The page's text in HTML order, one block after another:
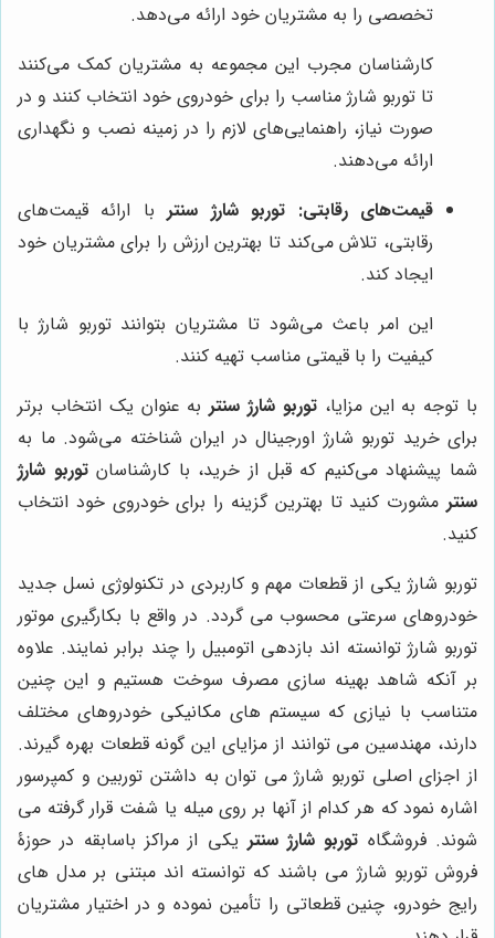
تخصصی را به مشتریان خود ارائه می‌دهد.
کارشناسان مجرب این مجموعه به مشتریان کمک می‌کنند
تا توربو شارژ مناسب را برای خودروی خود انتخاب کنند و در
صورت نیاز، راهنمایی‌های لازم را در زمینه نصب و نگهداری
ارائه می‌دهند.
قیمت‌های رقابتی: توربو شارژ سنتربا ارائه قیمت‌های
رقابتی، تلاش می‌کند تا بهترین ارزش را برای مشتریان خود
ایجاد کند.
این امر باعث می‌شود تا مشتریان بتوانند توربو شارژ با
کیفیت را با قیمتی مناسب تهیه کنند.
با توجه به این مزایا،توربو شارژ سنتربه عنوان یک انتخاب برتر
برای خرید توربو شارژ اورجینال در ایران شناخته می‌شود. ما به
شما پیشنهاد می‌کنیم که قبل از خرید، با کارشناسانتوربو شارژ
سنتر مشورت کنید تا بهترین گزینه را برای خودروی خود انتخاب
کنید.
توربو شارژ یکی از قطعات مهم و کاربردی در تکنولوژی نسل جدید
خودروهای سرعتی محسوب می گردد. در واقع با بکارگیری موتور
توربو شارژ توانسته اند بازدهی اتومبیل را چند برابر نمایند. علاوه
بر آنکه شاهد بهینه سازی مصرف سوخت هستیم و این چنین
متناسب با نیازی که سیستم های مکانیکی خودروهای مختلف
دارند، مهندسین می توانند از مزایای این گونه قطعات بهره گیرند.
از اجزای اصلی توربو شارژ می توان به داشتن توربین و کمپرسور
اشاره نمود که هر کدام از آنها بر روی میله یا شفت قرار گرفته می
شوند. فروشگاه توربو شارژ سنتر یکی از مراکز باسابقه در حوزۀ
فروش توربو شارژ می باشند که توانسته اند مبتنی بر مدل های
رایج خودرو، چنین قطعاتی را تأمین نموده و در اختیار مشتریان